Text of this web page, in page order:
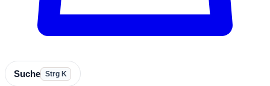
Suche Strg K